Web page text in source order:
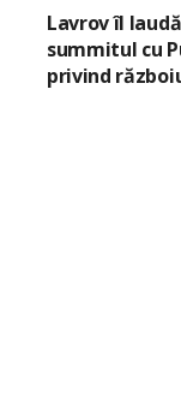
Lavrov îl
summitul cu
privind